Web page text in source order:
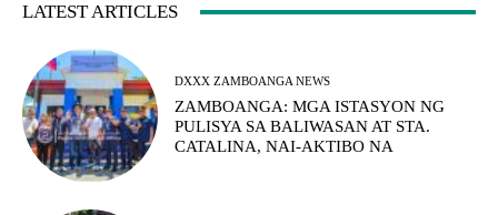
LATEST ARTICLES
DXXX ZAMBOANGA NEWS
ZAMBOANGA: MGA ISTASYON NG
PULISYA SA BALIWASAN AT STA.
CATALINA, NAI-AKTIBO NA